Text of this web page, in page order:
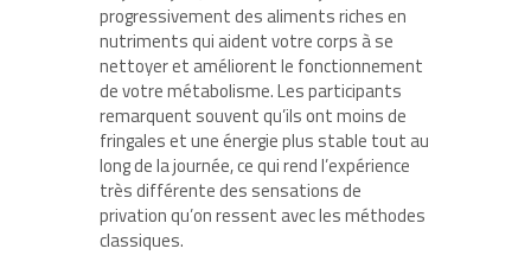
progressivement des aliments riches en
nutriments qui aident votre corps à se
nettoyer et améliorent le fonctionnement
de votre métabolisme. Les participants
remarquent souvent qu’ils ont moins de
fringales et une énergie plus stable tout au
long de la journée, ce qui rend l’expérience
très différente des sensations de
privation qu’on ressent avec les méthodes
classiques.